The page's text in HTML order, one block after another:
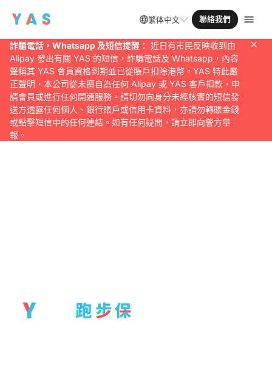
繁体中文 聯絡我們
詐騙電話，Whatsapp 及短信提醒： 近日有市民反映收到由
Alipay 發出有關 YAS 的短信，詐騙電話及 Whatsapp，內容
聲稱其 YAS 會員資格到期並已從賬戶扣除港幣。YAS 特此嚴
正聲明，本公司從未擅自為任何 Alipay 或 YAS 客戶扣款，申
請會員或進行任何開通服務。請切勿向身分未經核實的短信發
送方透露任何個人、銀行賬戶或信用卡資料，亦請勿轉賬金錢
或點擊短信中的任何連結。如有任何疑問，請立即向警方舉
報。